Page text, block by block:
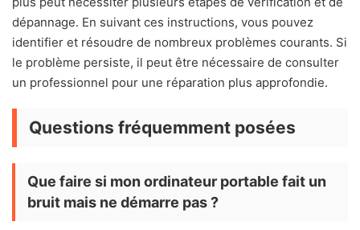
dépannage. En suivant ces instructions, vous pouvez
identifier et résoudre de nombreux problèmes courants. Si
le problème persiste, il peut être nécessaire de consulter
un professionnel pour une réparation plus approfondie.
Questions fréquemment posées
Que faire si mon ordinateur portable fait un
bruit mais ne démarre pas ?